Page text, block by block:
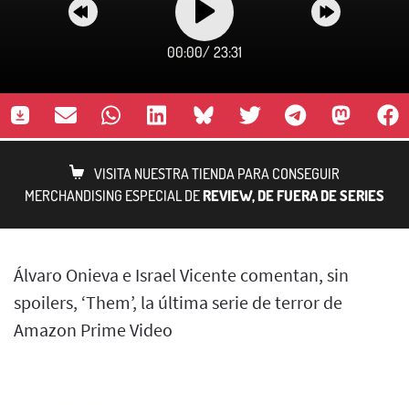
00:00/ 23:31
VISITA NUESTRA TIENDA PARA CONSEGUIR
MERCHANDISING ESPECIAL DEREVIEW, DE FUERA DE SERIES
Álvaro Onieva e Israel Vicente comentan, sin
spoilers, ‘Them’, la última serie de terror de
Amazon Prime Video